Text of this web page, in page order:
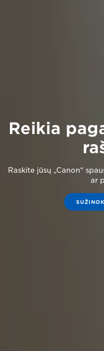
Reikia
Raskite jūsų „Canon“
ar